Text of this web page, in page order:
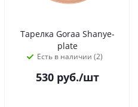
Тарелка Goraa Shanye-
plate
Есть в наличии (2)
530руб./шт